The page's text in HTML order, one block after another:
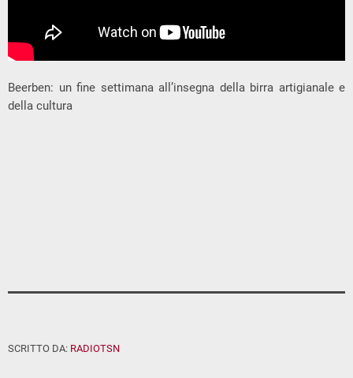
Beerben: un fine settimana all’insegna della birra artigianale e
della cultura
SCRITTO DA: RADIOTSN